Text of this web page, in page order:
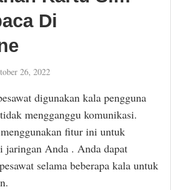
Di
26, 2022
digunakan kala pengguna
mengganggu komunikasi.
fitur ini untuk
jaringan Anda . Anda dapat
selama beberapa kala untuk